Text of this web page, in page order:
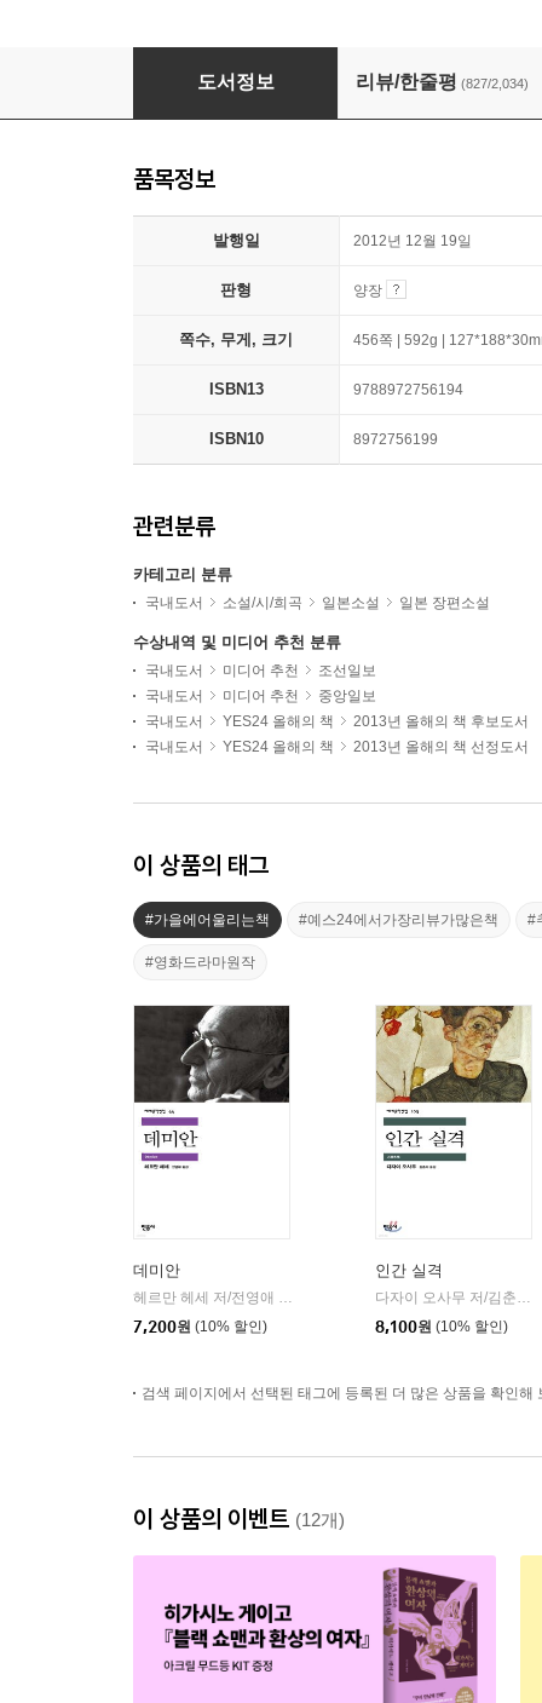
나미야 잡화점의 기적
도서정보 리뷰/한줄평 (827/2,034)
품목정보
발행일 2012년 12월 19일
판형 양장
쪽수, 무게, 크기 456쪽 | 592g |
ISBN13 9788972756194
ISBN10 8972756199
관련분류
카테고리 분류
국내도서 소설/시/희곡 일본소설 일본 장편소설
수상내역 및 미디어 추천 분류
국내도서 미디어 추천
조선일보
국내도서
미디어 추천
중앙일보
국내도서
YES24 올해의 책
2013년 올해의 책 후보도서
국내도서
YES24 올해의 책 2013년 올해의 책 선정도서
이 상품의 태그
#가을에어울리는책 #예스24에서가장리뷰가많은책 #
#영화드라마원작
데미안
헤르만 헤세 저/전영애 역
7,200원 (10% 할인)
인간 실격
다자이 오사무 저/김춘미 역
8,100원 (10% 할인)
검색 페이지에서 선택된 태그에 등록된 더 많은 상품을 확인해
이 상품의 이벤트 (12개)